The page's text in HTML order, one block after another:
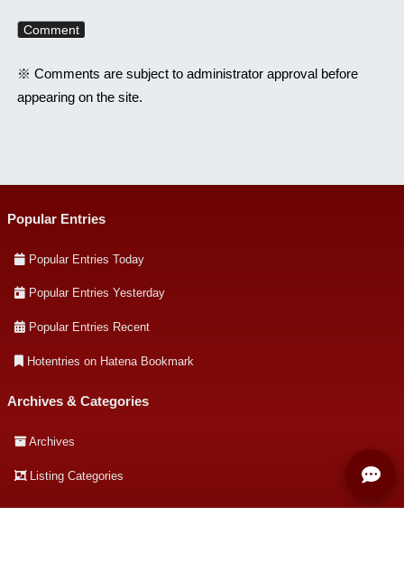
※ Comments are subject to administrator approval before
appearing on the site.
Popular Entries
Popular Entries Today
Popular Entries Yesterday
Popular Entries Recent
Hotentries on Hatena Bookmark
Archives & Categories
Archives
Listing Categories